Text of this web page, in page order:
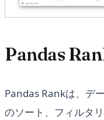
Pandas
Pandas Rankは、デ
のソート、フィルタ